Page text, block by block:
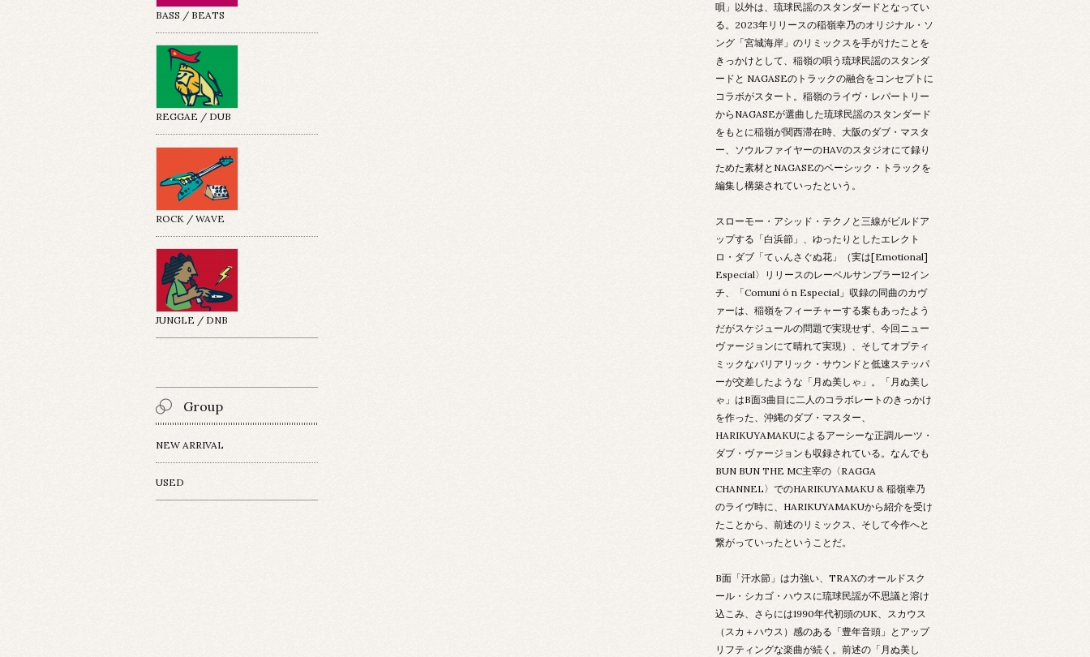
唄」以外は、琉球民謡のスタンダードとなってい
る。2023年リリースの稲嶺幸乃のオリジナル・ソ
ング「宮城海岸」のリミックスを手がけたことを
きっかけとして、稲嶺の唄う琉球民謡のスタンダ
ードと NAGASEのトラックの融合をコンセプトに
コラボがスタート。稲嶺のライヴ・レパートリー
からNAGASEが選曲した琉球民謡のスタンダード
をもとに稲嶺が関西滞在時、大阪のダブ・マスタ
ー、ソウルファイヤーのHAVのスタジオにて録り
ためた素材とNAGASEのベーシック・トラックを
編集し構築されていったという。
スローモー・アシッド・テクノと三線がビルドア
ップする「白浜節」、ゆったりとしたエレクト
ロ・ダブ「てぃんさぐぬ花」（実は[Emotional]
Especial〉リリースのレーベルサンプラー12イン
チ、「Comuni ó n Especial」収録の同曲のカヴ
ァーは、稲嶺をフィーチャーする案もあったよう
だがスケジュールの問題で実現せず、今回ニュー
ヴァージョンにて晴れて実現）、そしてオプティ
ミックなバリアリック・サウンドと低速ステッパ
ーが交差したような「月ぬ美しゃ」。「月ぬ美し
ゃ」はB面3曲目に二人のコラボレートのきっかけ
を作った、沖縄のダブ・マスター、
HARIKUYAMAKUによるアーシーな正調ルーツ・
ダブ・ヴァージョンも収録されている。なんでも
BUN BUN THE MC主宰の〈RAGGA
CHANNEL〉でのHARIKUYAMAKU & 稲嶺幸乃
のライヴ時に、HARIKUYAMAKUから紹介を受け
たことから、前述のリミックス、そして今作へと
繋がっていったということだ。
B面「汗水節」は力強い、TRAXのオールドスク
ール・シカゴ・ハウスに琉球民謡が不思議と溶け
込こみ、さらには1990年代初頭のUK、スカウス
（スカ＋ハウス）感のある「豊年音頭」とアップ
リフティングな楽曲が続く。前述の「月ぬ美し
BASS / BEATS
REGGAE / DUB
ROCK / WAVE
JUNGLE / DNB
Group
NEW ARRIVAL
USED